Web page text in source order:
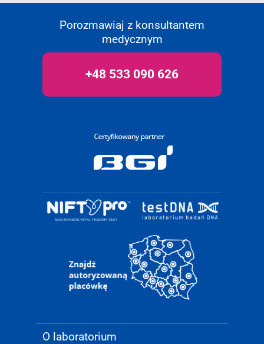
Porozmawiaj z konsultantem
medycznym
+48 533 090 626
O laboratorium